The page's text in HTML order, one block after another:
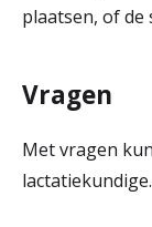
plaatsen, of de
Vragen
Met vragen
lactatiekundige.